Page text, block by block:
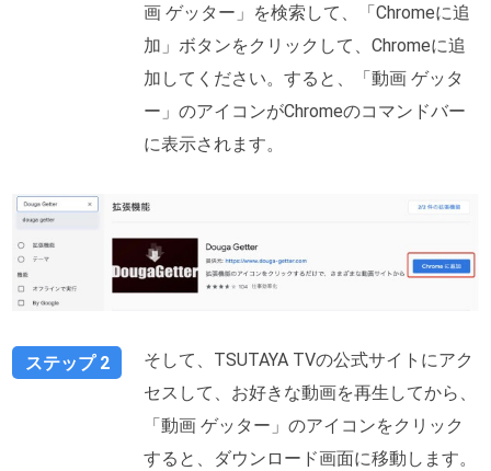
画 ゲッター」を検索して、「Chromeに追
加」ボタンをクリックして、Chromeに追
加してください。すると、「動画 ゲッタ
ー」のアイコンがChromeのコマンドバー
に表示されます。
ステップ 2
そして、TSUTAYA TVの公式サイトにアク
セスして、お好きな動画を再生してから、
「動画 ゲッター」のアイコンをクリック
すると、ダウンロード画面に移動します。